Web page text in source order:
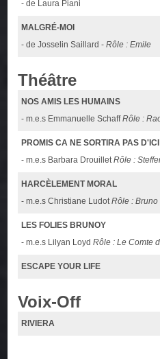
- de Laura Piani
MALGRÉ-MOI
- de Josselin Saillard -Rôle : Emile
Théâtre
NOS AMIS LES HUMAINS
- m.e.s Emmanuelle SchaffRôle :
PROMIS CA NE SORTIRA PAS D'ICI
- m.e.s Barbara DrouilletRôle :
HARCÈLEMENT MORAL
- m.e.s Christiane LudotRôle : Bruno
LES FOLIES BRUNOY
- m.e.s Lilyan LoydRôle : Le Comte
ESCAPE YOUR LIFE
Voix-Off
RIVIERA